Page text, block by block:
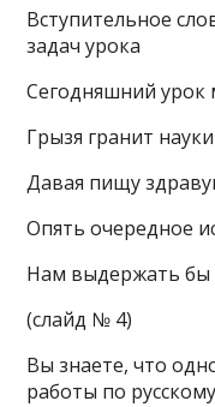
Вступительное
задач урока
Сегодняшний урок
Грызя гранит
Давая пищу
Опять очередное
Нам выдержать бы
(слайд № 4)
Вы знаете, что
работы по